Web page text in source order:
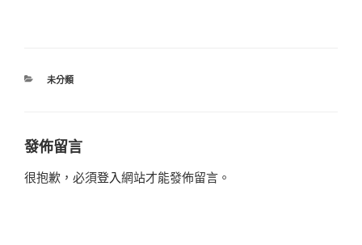
分
未分類
發佈留言
很抱歉，必須登入網站才能發佈留言。